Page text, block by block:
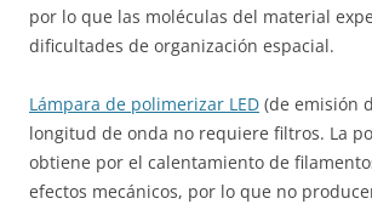
por lo que las moléculas del material
dificultades de organización espacial.
Lámpara de polimerizar LED (de emisión
longitud de onda no requiere filtros. La
obtiene por el calentamiento de
efectos mecánicos, por lo que no